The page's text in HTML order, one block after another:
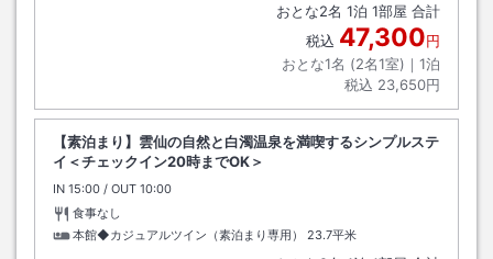
おとな2名 1泊 1部屋 合計
税込 47,300円
おとな1名 (2名1室)｜ 1泊
税込 23,650円
【素泊まり】雲仙の自然と白濁温泉を満喫するシンプルステ
イ＜チェックイン20時までOK＞
IN チェックイン
15:00 / OUT チェックアウト
10:00
食事なし
本館◆カジュアルツイン（素泊まり専用）
23.7平米